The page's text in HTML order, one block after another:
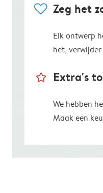
heart Zeg het
Elk ontwerp
het,
star_outline Extra's
We hebben
Maak een